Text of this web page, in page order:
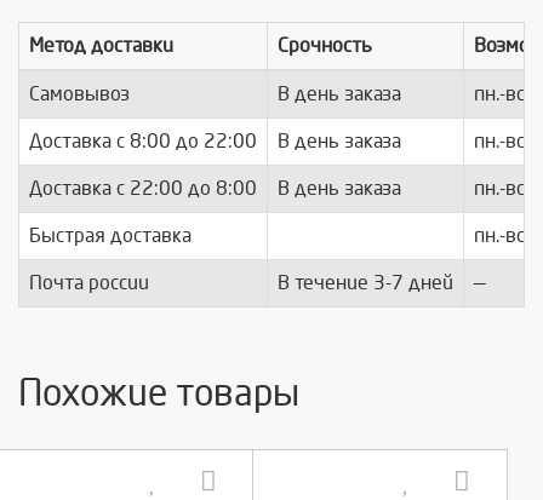
Метод доставки Срочность
Самовывоз В день заказа пн.-вс.
Доставка c 8:00 до 22:00 В день заказа пн.-вс.
Доставка с 22:00 до 8:00 В день заказа пн.-вс.
Быстрая доставка пн.-вс.
Почта россии В течение 3-7 дней —
Похожие товары